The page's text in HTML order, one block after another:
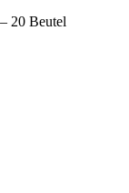
20 Beutel